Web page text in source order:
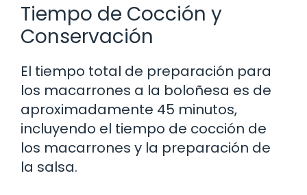
Tiempo de Cocción y
Conservación
El tiempo total de preparación para
los macarrones a la boloñesa es de
aproximadamente 45 minutos,
incluyendo el tiempo de cocción de
los macarrones y la preparación de
la salsa.